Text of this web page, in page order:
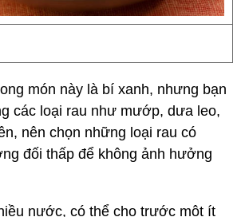
món này là bí xanh, nhưng bạn
các loại rau như mướp, dưa leo,
nên chọn những loại rau có
đối thấp để không ảnh hưởng
nước, có thể cho trước một ít